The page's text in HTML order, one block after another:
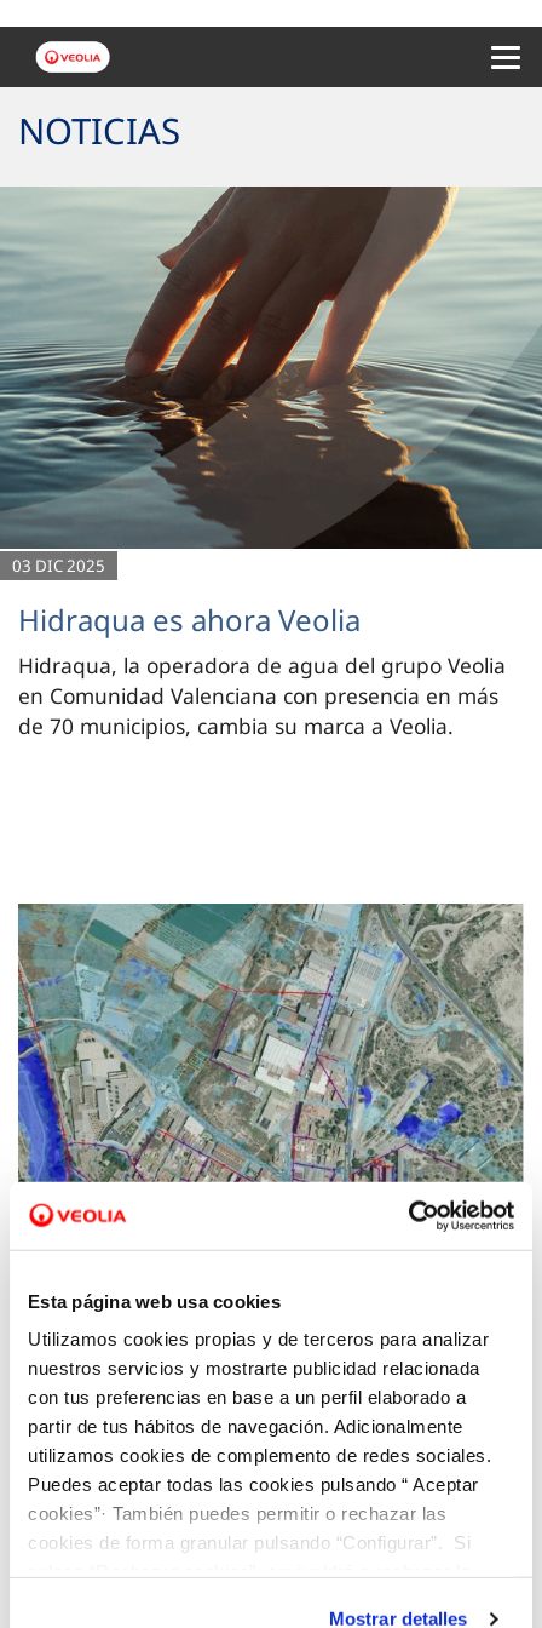
Esta página web usa cookies
Utilizamos cookies propias y de terceros para analizar
nuestros servicios y mostrarte publicidad relacionada
con tus preferencias en base a un perfil elaborado a
partir de tus hábitos de navegación. Adicionalmente
utilizamos cookies de complemento de redes sociales.
Puedes aceptar todas las cookies pulsando “ Aceptar
cookies”· También puedes permitir o rechazar las
cookies de forma granular pulsando “Configurar”. Si
Mostrar detalles
NOTICIAS
03 DIC 2025
Hidraqua es ahora Veolia
Hidraqua, la operadora de agua del grupo Veolia
en Comunidad Valenciana con presencia en más
de 70 municipios, cambia su marca a Veolia.
25 AGO 2021
permiten predecir cualquier situación de
crisis y actuar de forma anticipada para
evitarla”